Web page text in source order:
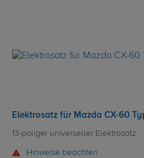
Elektrosatz für Mazda CX-60
13-poliger universeller Elektrosatz
Hinweise beachten